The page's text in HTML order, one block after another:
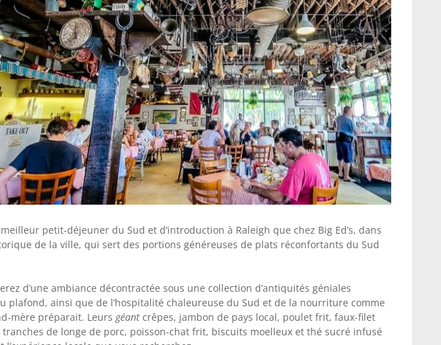
meilleur petit-déjeuner du Sud et d’introduction à Raleigh que chez Big Ed’s, dans
de la ville, qui sert des portions généreuses de plats réconfortants du Sud
d’une ambiance décontractée sous une collection d’antiquités géniales
plafond, ainsi que de l’hospitalité chaleureuse du Sud et de la nourriture comme
mère préparait. Leurs géant crêpes, jambon de pays local, poulet frit, faux-filet
de longe de porc, poisson-chat frit, biscuits moelleux et thé sucré infusé